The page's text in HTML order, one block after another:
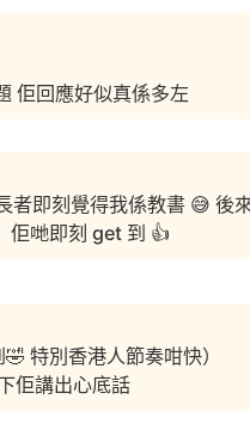
佢回應好似真係多左
者即刻覺得我係教書 😅 後
佢哋即刻 get 到 👍
特別香港人節奏咁快）
佢講出心底話